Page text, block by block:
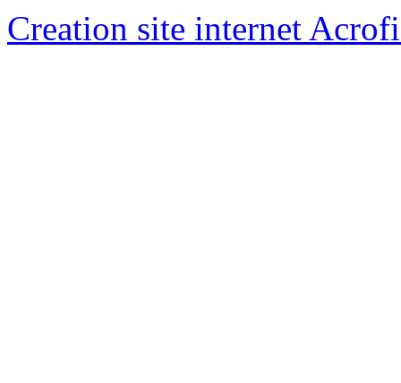
Creation site internet